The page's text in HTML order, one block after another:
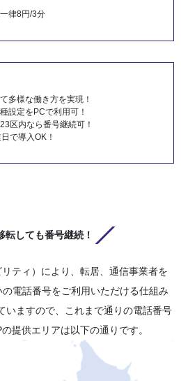
律8円/3分
多様な働き方を実現！
設定をPCで利用可！
区内なら番号継続可！
で導入OK！
転しても番号継続！
ティ）により、転居、通信事業者を
電話番号をご利用いただける仕組み
いますので、これまで通りの電話番号
提供エリアは以下の通りです。